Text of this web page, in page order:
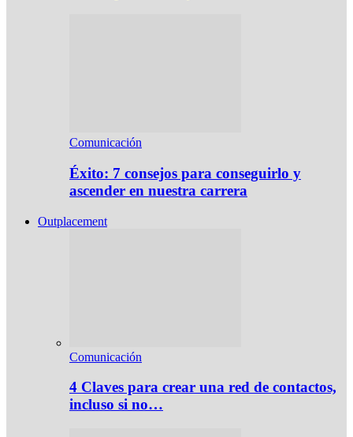
Comunicación
Éxito: 7 consejos para conseguirlo y
ascender en nuestra carrera
Outplacement
Comunicación
4 Claves para crear una red de contactos,
incluso si no…